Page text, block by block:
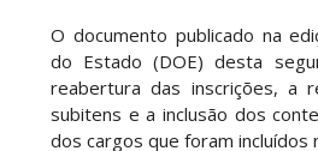
O documento publicado na
do Estado (DOE) desta
reabertura das inscrições, a
subitens e a inclusão dos
dos cargos que foram incluídos